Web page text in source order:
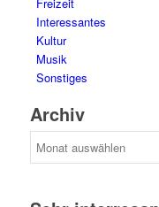
Interessantes
Kultur
Musik
Sonstiges
Archiv